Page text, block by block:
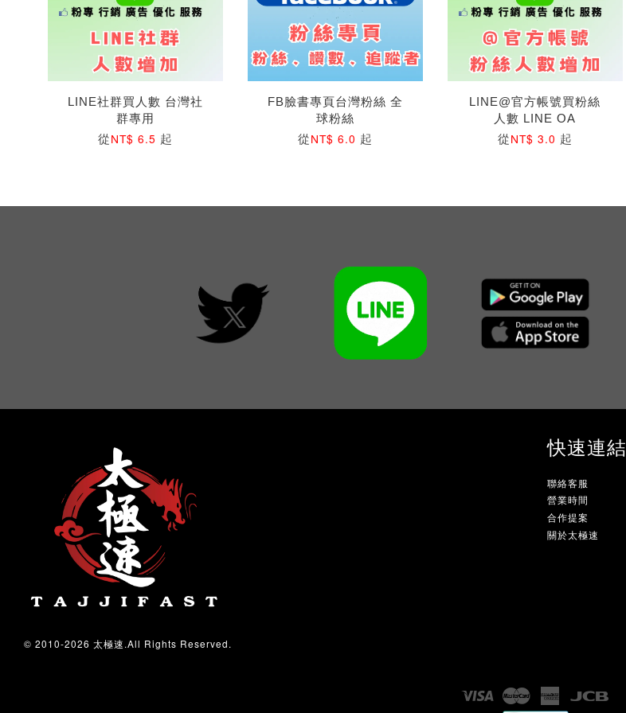
LINE社群買人數 台灣社
群專用
從NT$ 6.5 起
FB臉書專頁台灣粉絲 全
球粉絲
從NT$ 6.0 起
LINE@官方帳號買粉絲
人數 LINE OA
從NT$ 3.0 起
© 2010-2026 太極速.All Rights Reserved.
快速連結
聯絡客服
營業時間
合作提案
關於太極速
Visa Master
American